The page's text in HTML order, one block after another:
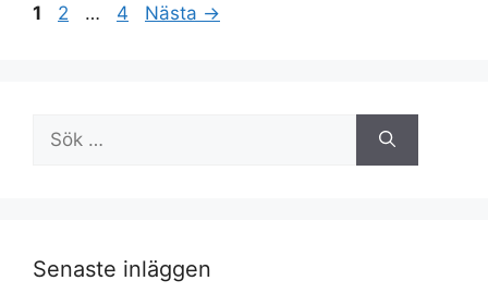
Sida
1 Sida
2 … Sida
4 Nästa →
Sök
efter:
Senaste inläggen